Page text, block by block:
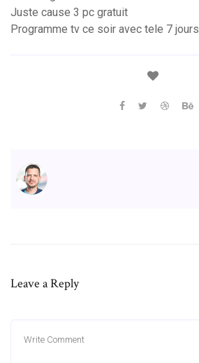
Juste cause 3 pc gratuit
Programme tv ce soir avec tele 7 jours
Leave a Reply